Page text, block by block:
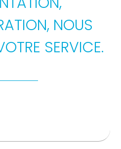
NOUS
SERVICE.